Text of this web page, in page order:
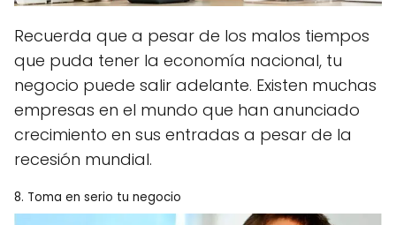
Recuerda que a pesar de los malos tiempos
que puda tener la economía nacional, tu
negocio puede salir adelante. Existen muchas
empresas en el mundo que han anunciado
crecimiento en sus entradas a pesar de la
recesión mundial.
8. Toma en serio tu negocio